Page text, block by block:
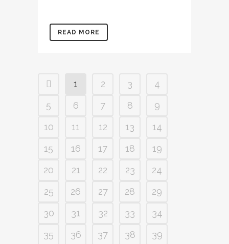
READ MORE
1 2 3
4
5
6 7 8
9
10
11 12 13
14
15
16 17 18
19
20
21 22 23
24
25
26 27 28
29
30
31 32 33
34
35
36 37 38
39